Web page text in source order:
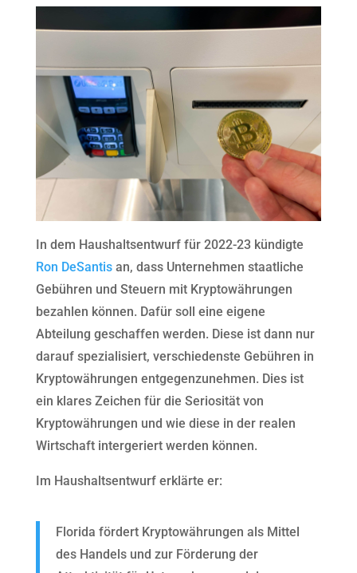
In dem Haushaltsentwurf für 2022-23 kündigte
Ron DeSantisan, dass Unternehmen staatliche
Gebühren und Steuern mit Kryptowährungen
bezahlen können. Dafür soll eine eigene
Abteilung geschaffen werden. Diese ist dann nur
darauf spezialisiert, verschiedenste Gebühren in
Kryptowährungen entgegenzunehmen. Dies ist
ein klares Zeichen für die Seriosität von
Kryptowährungen und wie diese in der realen
Wirtschaft intergeriert werden können.
Im Haushaltsentwurf erklärte er:
Florida fördert Kryptowährungen als Mittel
des Handels und zur Förderung der